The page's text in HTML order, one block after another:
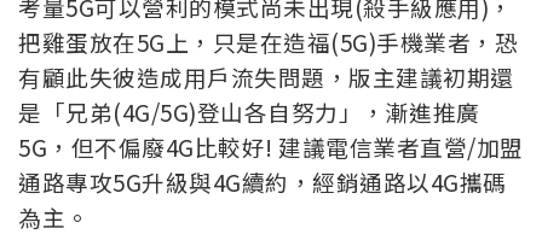
考量5G可以營利的模式尚未出現(殺手級應用)，
把雞蛋放在5G上，只是在造福(5G)手機業者，恐
有顧此失彼造成用戶流失問題，版主建議初期還
是「兄弟(4G/5G)登山各自努力」，漸進推廣
5G，但不偏廢4G比較好! 建議電信業者直營/加盟
通路專攻5G升級與4G續約，經銷通路以4G攜碼
為主。